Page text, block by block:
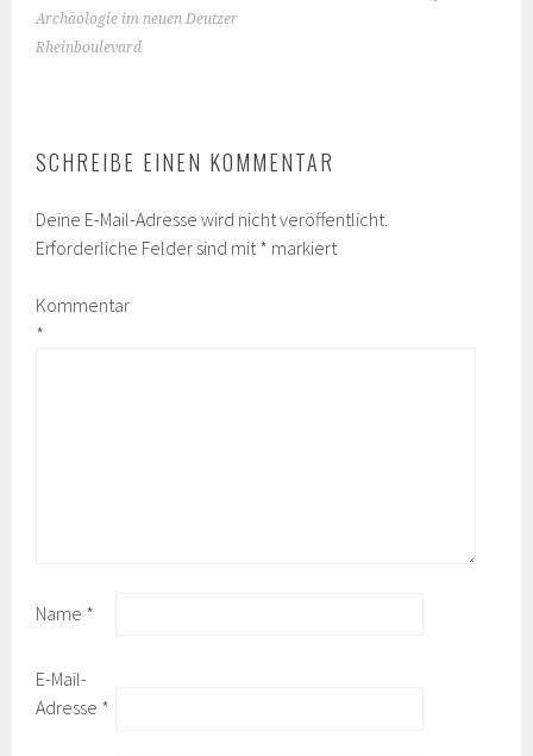
NAVIGATION
Archäologie im neuen Deutzer
Rheinboulevard
SCHREIBE EINEN KOMMENTAR
Deine E-Mail-Adresse wird nicht veröffentlicht.
Erforderliche Felder sind mit* markiert
Kommentar
*
Name *
E-Mail-
Adresse *